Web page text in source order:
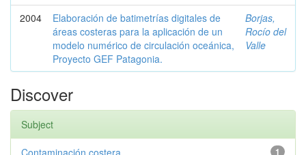
2004
Elaboración de batimetrías digitales de
áreas costeras para la aplicación de un
modelo numérico de circulación oceánica,
Proyecto GEF Patagonia.
Borjas,
Rocío del
Valle
Discover
Subject
1
Contaminación costera